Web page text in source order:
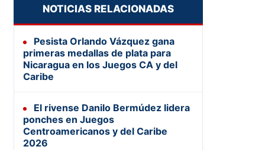
NOTICIAS RELACIONADAS
Pesista Orlando Vázquez gana
primeras medallas de plata para
Nicaragua en los Juegos CA y del
Caribe
El rivense Danilo Bermúdez lidera
ponches en Juegos
Centroamericanos y del Caribe
2026